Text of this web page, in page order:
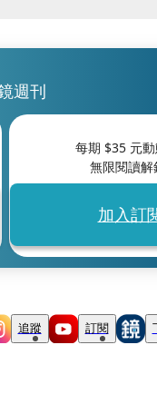
週刊
每期 $35元動
無限閱讀解
加入訂
追蹤 訂閱